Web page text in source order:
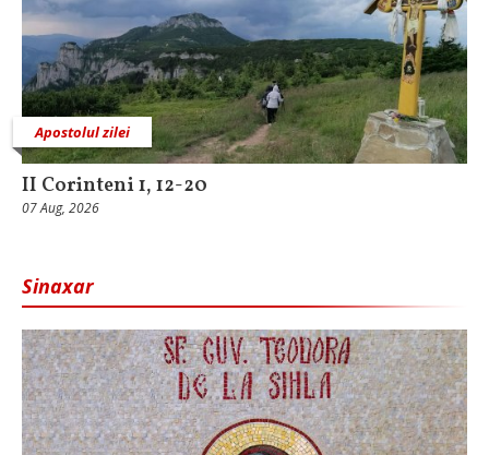
Apostolul zilei
II Corinteni 1, 12-20
07 Aug, 2026
Sinaxar